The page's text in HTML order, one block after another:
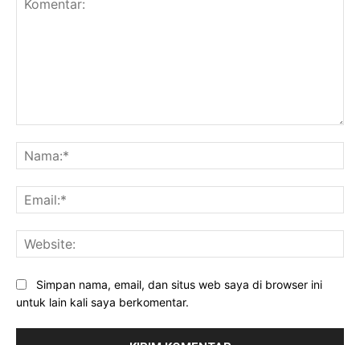
Simpan nama, email, dan situs web saya di browser ini
untuk lain kali saya berkomentar.